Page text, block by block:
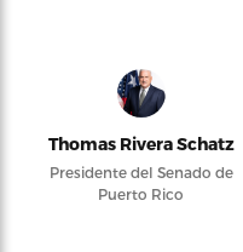
Thomas Rivera Schatz
Presidente del Senado de
Puerto Rico